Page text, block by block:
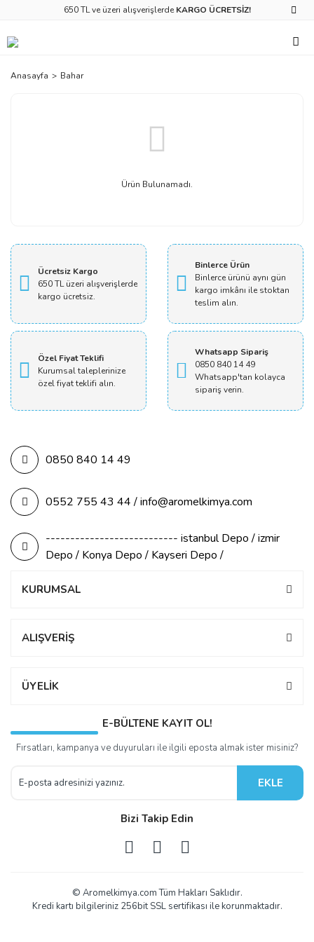
650 TL ve üzeri alışverişlerde KARGO ÜCRETSİZ!
Anasayfa Bahar
Ürün Bulunamadı.
Ücretsiz Kargo
650 TL üzeri alışverişlerde
kargo ücretsiz.
Binlerce Ürün
Binlerce ürünü aynı gün
kargo imkânı ile stoktan
teslim alın.
Özel Fiyat Teklifi
Kurumsal taleplerinize
özel fiyat teklifi alın.
Whatsapp Sipariş
0850 840 14 49
Whatsapp'tan kolayca
sipariş verin.
0850 840 14 49
0552 755 43 44 / info@aromelkimya.com
--------------------------- istanbul Depo / izmir
Depo / Konya Depo / Kayseri Depo /
KURUMSAL
ALIŞVERİŞ
ÜYELİK
E-BÜLTENE KAYIT OL!
Fırsatları, kampanya ve duyuruları ile ilgili eposta almak ister misiniz?
EKLE
Bizi Takip Edin
© Aromelkimya.com Tüm Hakları Saklıdır.
Kredi kartı bilgileriniz 256bit SSL sertifikası ile korunmaktadır.